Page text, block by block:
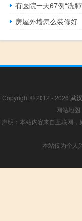
有医院一天67例“洗
房屋外墙怎么装修好
Copyright © 2012 - 2026 武
网站地图
声明：本站内容来自互联网
本站仅为个人